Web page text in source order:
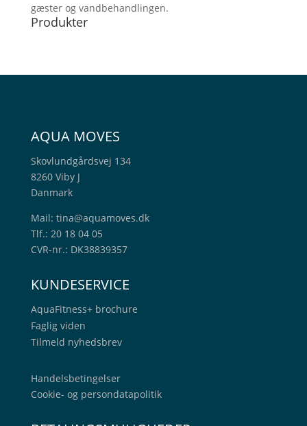
gæster og vandbehandlingen.
Produkter
AQUA MOVES
Skovlundgårdsvej 134
8260 Viby J
Danmark
Mail: tina@aquamoves.dk
Tlf.: 20 18 04 05
CVR-nr.: DK38839357
KUNDESERVICE
AquaFitness+ brochure
Faglig viden
Tilmeld nyhedsbrev
Handelsbetingelser
Cookie- og persondatapolitik